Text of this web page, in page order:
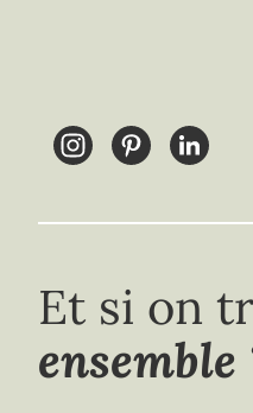
Et si on
ensemble